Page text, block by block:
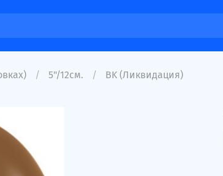
5"/12см. BK (Ликвидация)